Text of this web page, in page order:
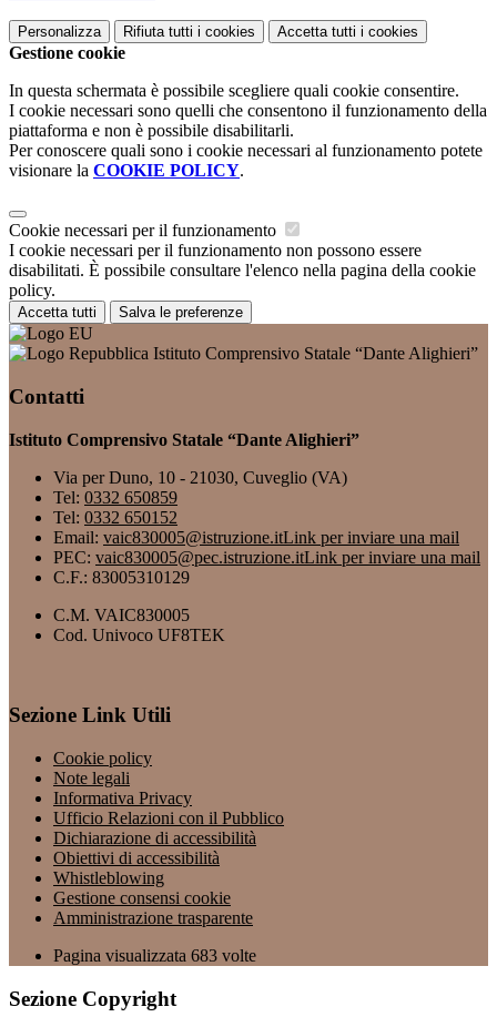
Personalizza Rifiuta tutti i cookies Accetta tutti i cookies
Gestione cookie
In questa schermata è possibile scegliere quali cookie consentire.
I cookie necessari sono quelli che consentono il funzionamento della
piattaforma e non è possibile disabilitarli.
Per conoscere quali sono i cookie necessari al funzionamento potete
visionare la COOKIE POLICY.
Cookie necessari per il funzionamento
I cookie necessari per il funzionamento non possono essere
disabilitati. È possibile consultare l'elenco nella pagina della cookie
policy.
Accetta tutti Salva le preferenze
Istituto Comprensivo Statale “Dante Alighieri”
Contatti
Istituto Comprensivo Statale “Dante Alighieri”
Via per Duno, 10 - 21030, Cuveglio (VA)
Tel: 0332 650859
Tel: 0332 650152
Email: vaic830005@istruzione.itLink per inviare una mail
PEC: vaic830005@pec.istruzione.itLink per inviare una mail
C.F.: 83005310129
C.M. VAIC830005
Cod. Univoco UF8TEK
Sezione Link Utili
Cookie policy
Note legali
Informativa Privacy
Ufficio Relazioni con il Pubblico
Dichiarazione di accessibilità
Obiettivi di accessibilità
Whistleblowing
Gestione consensi cookie
Amministrazione trasparente
Pagina visualizzata 683 volte
Sezione Copyright